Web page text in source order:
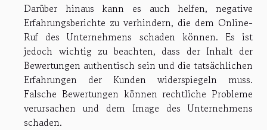
Darüber hinaus kann es auch helfen, negative
Erfahrungsberichte zu verhindern, die dem Online-
Ruf des Unternehmens schaden können. Es ist
jedoch wichtig zu beachten, dass der Inhalt der
Bewertungen authentisch sein und die tatsächlichen
Erfahrungen der Kunden widerspiegeln muss.
Falsche Bewertungen können rechtliche Probleme
verursachen und dem Image des Unternehmens
schaden.